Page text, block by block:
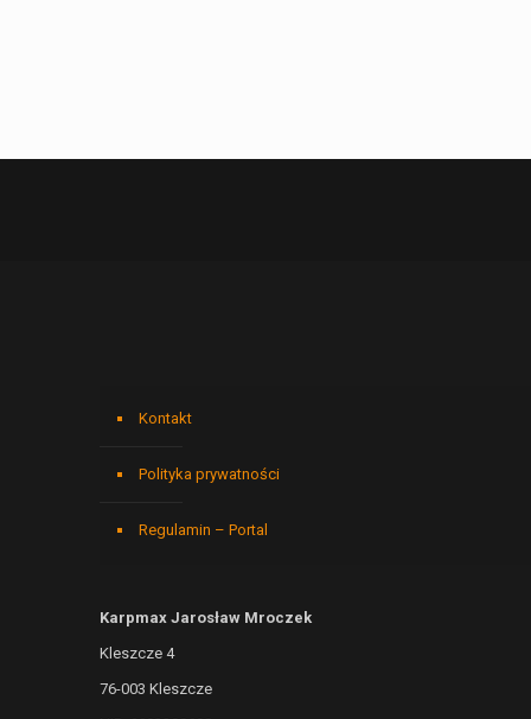
Kontakt
Polityka prywatności
Regulamin – Portal
Karpmax Jarosław Mroczek
Kleszcze 4
76-003 Kleszcze